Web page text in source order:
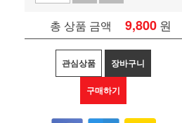
총 상품 금액 9,800 원
관심상품 장바구니
구매하기